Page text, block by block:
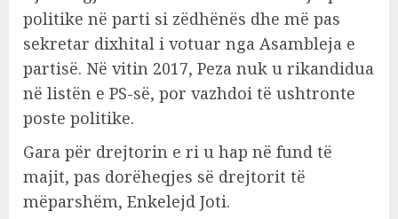
politike në parti si zëdhënës dhe më pas
sekretar dixhital i votuar nga Asambleja e
partisë. Në vitin 2017, Peza nuk u rikandidua
në listën e PS-së, por vazhdoi të ushtronte
poste politike.
Gara për drejtorin e ri u hap në fund të
majit, pas dorëheqjes së drejtorit të
mëparshëm, Enkelejd Joti.